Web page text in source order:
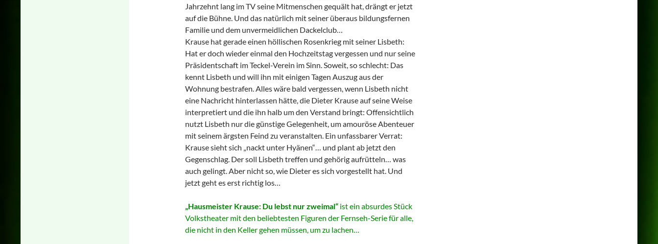
Jahrzehnt lang im TV seine Mitmenschen gequält hat, drängt er jetzt
auf die Bühne. Und das natürlich mit seiner überaus bildungsfernen
Familie und dem unvermeidlichen Dackelclub…
Krause hat gerade einen höllischen Rosenkrieg mit seiner Lisbeth:
Hat er doch wieder einmal den Hochzeitstag vergessen und nur seine
Präsidentschaft im Teckel-Verein im Sinn. Soweit, so schlecht: Das
kennt Lisbeth und will ihn mit einigen Tagen Auszug aus der
Wohnung bestrafen. Alles wäre bald vergessen, wenn Lisbeth nicht
eine Nachricht hinterlassen hätte, die Dieter Krause auf seine Weise
interpretiert und die ihn halb um den Verstand bringt: Offensichtlich
nutzt Lisbeth nur die günstige Gelegenheit, um amouröse Abenteuer
mit seinem ärgsten Feind zu veranstalten. Ein unfassbarer Verrat:
Krause sieht sich „nackt unter Hyänen“… und plant ab jetzt den
Gegenschlag. Der soll Lisbeth treffen und gehörig aufrütteln… was
auch gelingt. Aber nicht so, wie Dieter es sich vorgestellt hat. Und
jetzt geht es erst richtig los…
„Hausmeister Krause: Du lebst nur zweimal“ ist ein absurdes Stück
Volkstheater mit den beliebtesten Figuren der Fernseh-Serie für alle,
die nicht in den Keller gehen müssen, um zu lachen…